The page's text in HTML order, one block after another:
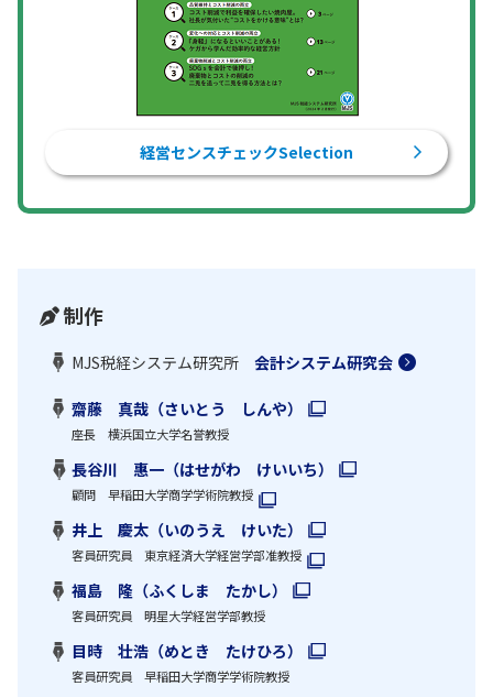
経営センスチェックSelection
制作
MJS税経システム研究所 会計システム研究会
齋藤 真哉（さいとう しんや）
座長 横浜国立大学名誉教授
長谷川 惠一（はせがわ けいいち）
顧問 早稲田大学商学学術院教授
井上 慶太（いのうえ けいた）
客員研究員 東京経済大学経営学部准教授
福島 隆（ふくしま たかし）
客員研究員 明星大学経営学部教授
目時 壮浩（めとき たけひろ）
客員研究員 早稲田大学商学学術院教授